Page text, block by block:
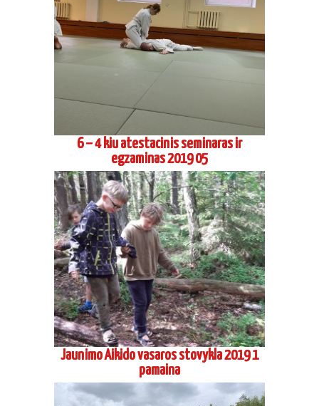
6 – 4 kiu atestacinis seminaras ir
egzaminas 2019 05
Jaunimo Aikido vasaros stovykla 2019 1
pamaina